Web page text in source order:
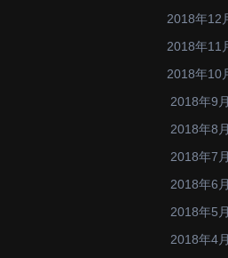
2018年12
2018年11
2018年10
2018年9月
2018年8月
2018年7月
2018年6月
2018年5月
2018年4月